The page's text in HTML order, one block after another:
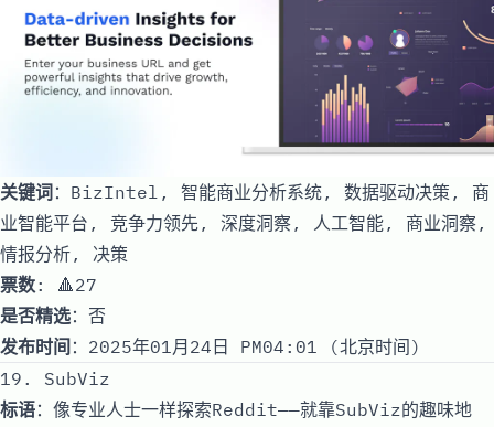
关键词：BizIntel, 智能商业分析系统, 数据驱动决策, 商
业智能平台, 竞争力领先, 深度洞察, 人工智能, 商业洞察,
情报分析, 决策
票数: 🔺27
是否精选：否
发布时间 ：2025年01月24日 PM04:01 (北京时间)
19. SubViz
标语：像专业人士一样探索Reddit——就靠SubViz的趣味地